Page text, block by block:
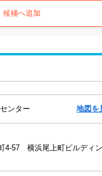
候補へ追加
ンター 地図を
4-57 横浜尾上町ビルディ